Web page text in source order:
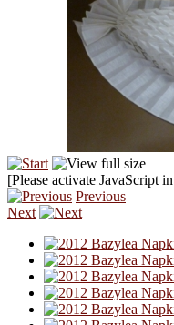
[Please activate JavaScript
Previous
Next